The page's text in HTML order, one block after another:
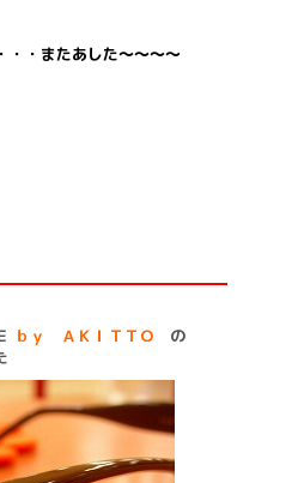
・・またあした～～～～
ｂｙ ＡＫＩＴＴＯ の